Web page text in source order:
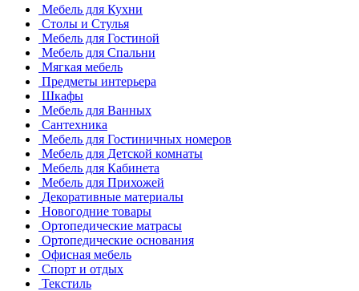
Мебель для Кухни
Столы и Стулья
Мебель для Гостиной
Мебель для Спальни
Мягкая мебель
Предметы интерьера
Шкафы
Мебель для Ванных
Сантехника
Мебель для Гостиничных номеров
Мебель для Детской комнаты
Мебель для Кабинета
Мебель для Прихожей
Декоративные материалы
Новогодние товары
Ортопедические матрасы
Ортопедические основания
Офисная мебель
Спорт и отдых
Текстиль